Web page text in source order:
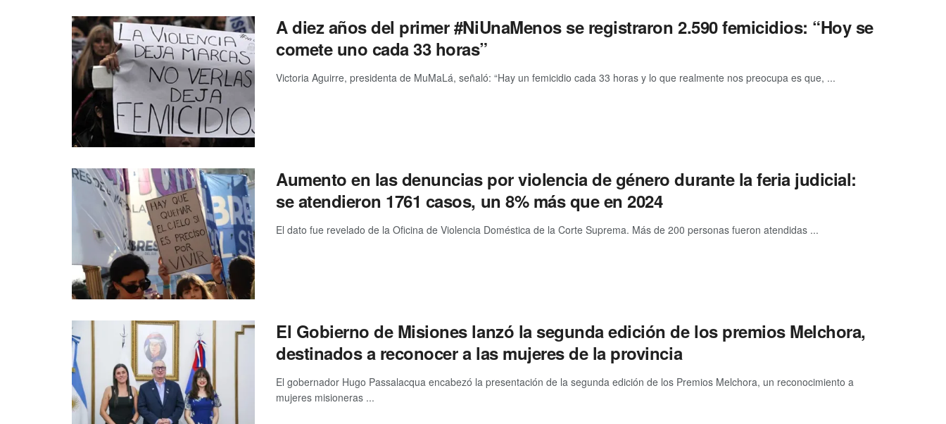
A diez años del primer #NiUnaMenos se registraron 2.590 femicidios: “Hoy se
comete uno cada 33 horas”
Victoria Aguirre, presidenta de MuMaLá, señaló: “Hay un femicidio cada 33 horas y lo que realmente nos preocupa es que, ...
Aumento en las denuncias por violencia de género durante la feria judicial:
se atendieron 1761 casos, un 8% más que en 2024
El dato fue revelado de la Oficina de Violencia Doméstica de la Corte Suprema. Más de 200 personas fueron atendidas ...
El Gobierno de Misiones lanzó la segunda edición de los premios Melchora,
destinados a reconocer a las mujeres de la provincia
El gobernador Hugo Passalacqua encabezó la presentación de la segunda edición de los Premios Melchora, un reconocimiento a
mujeres misioneras ...